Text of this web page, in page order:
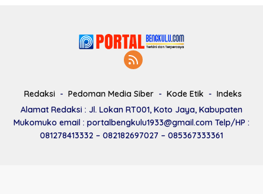
Redaksi Pedoman Media Siber Kode Etik
Indeks
Alamat Redaksi : Jl. Lokan RT001, Koto Jaya, Kabupaten
Mukomuko email : portalbengkulu1933@gmail.com Telp/HP :
081278413332 – 082182697027 – 085367333361